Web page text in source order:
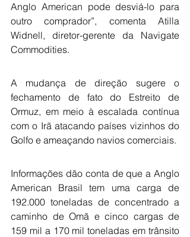
Anglo American pode desviá-lo para
outro comprador”, comenta Atilla
Widnell, diretor-gerente da Navigate
Commodities.
A mudança de direção sugere o
fechamento de fato do Estreito de
Ormuz, em meio à escalada contínua
com o Irã atacando países vizinhos do
Golfo e ameaçando navios comerciais.
Informações dão conta de que a Anglo
American Brasil tem uma carga de
192.000 toneladas de concentrado a
caminho de Omã e cinco cargas de
159 mil a 170 mil toneladas em trânsito